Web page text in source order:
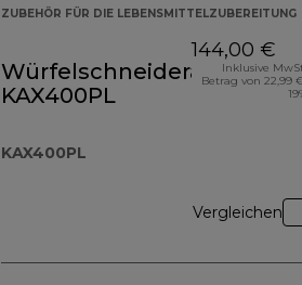
ZUBEHÖR FÜR DIE LEBENSMITTELZUBEREITUNG
Würfelschneideraufsatz
KAX400PL
KAX400PL
144,00 €
Inklusive
Betrag von 22,99
Vergleichen